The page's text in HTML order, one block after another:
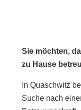
Sie möchten,
zu Hause
In Quaschwitz
Suche nach